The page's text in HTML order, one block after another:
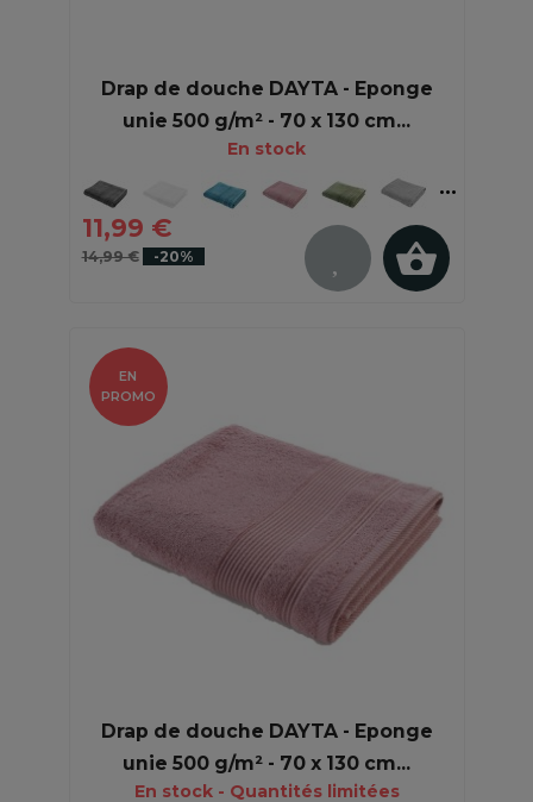
Drap de douche DAYTA - Eponge
unie 500 g/m² - 70 x 130 cm...
En stock
11,99 €
14,99 € -20%
Drap de douche DAYTA - Eponge
unie 500 g/m² - 70 x 130 cm...
En stock - Quantités limitées
EN
PROMO